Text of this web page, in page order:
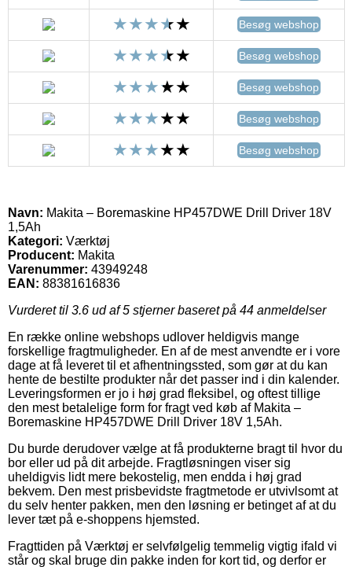
Besøg webshop
Besøg webshop
Besøg webshop
Besøg webshop
Besøg webshop
Navn: Makita – Boremaskine HP457DWE Drill Driver 18V
1,5Ah
Kategori: Værktøj
Producent: Makita
Varenummer: 43949248
EAN: 88381616836
Vurderet til 3.6 ud af 5 stjerner baseret på 44 anmeldelser
En række online webshops udlover heldigvis mange
forskellige fragtmuligheder. En af de mest anvendte er i vore
dage at få leveret til et afhentningssted, som gør at du kan
hente de bestilte produkter når det passer ind i din kalender.
Leveringsformen er jo i høj grad fleksibel, og oftest tillige
den mest betalelige form for fragt ved køb af Makita –
Boremaskine HP457DWE Drill Driver 18V 1,5Ah.
Du burde derudover vælge at få produkterne bragt til hvor du
bor eller ud på dit arbejde. Fragtløsningen viser sig
uheldigvis lidt mere bekostelig, men endda i høj grad
bekvem. Den mest prisbevidste fragtmetode er utvivlsomt at
du selv henter pakken, men den løsning er betinget af at du
lever tæt på e-shoppens hjemsted.
Fragttiden på Værktøj er selvfølgelig temmelig vigtig ifald vi
står og skal bruge din pakke inden for kort tid, og derfor er